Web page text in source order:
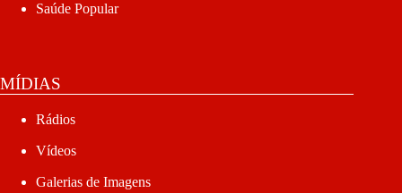
Saúde Popular
MÍDIAS
Rádios
Vídeos
Galerias de Imagens